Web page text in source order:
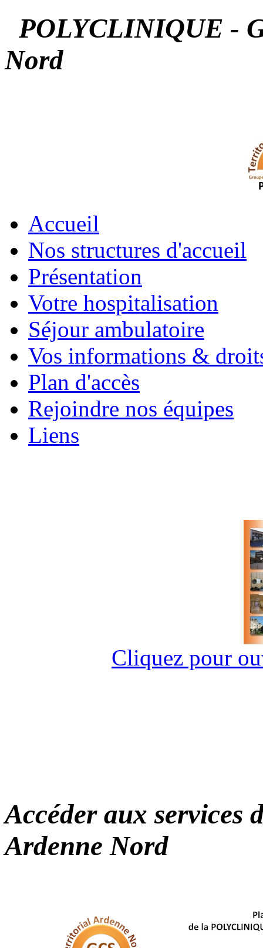
POLYCLINIQUE -
Nord
Accueil
Nos structures d'accueil
Présentation
Votre hospitalisation
Séjour ambulatoire
Vos informations &
Plan d'accès
Rejoindre nos équipes
Liens
Cliquez pour
Accéder aux services
Ardenne Nord